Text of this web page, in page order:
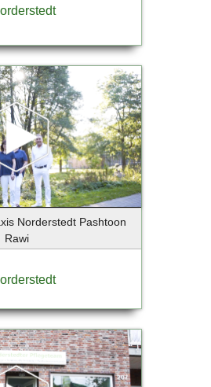
Norderstedt Pashtoon
Rawi